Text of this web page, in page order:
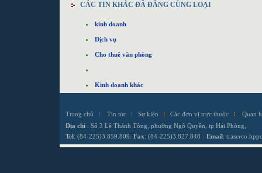
CÁC TIN KHÁC ĐÃ ĐĂNG CÙNG LOẠI
kinh doanh
Dịch vụ
Cho thuê văn phòng
Kinh doanh khác
Trang chủ Tin tức Sự kiện Các đơn vị trực thuộc
Quan
Địa chỉ : Số 3 Lê Thánh Tông, phường Ngô Quyền, tp Hải Phòng,
Tel: (84-225)3.859.809. Fax: (84-225)3.827.848 - Email: